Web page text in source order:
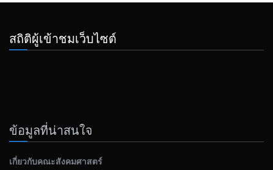
สถิติผู้เข้าชมเว็บไซต์
ข้อมูลที่น่าสนใจ
เกี่ยวกับคณะสังคมศาสตร์